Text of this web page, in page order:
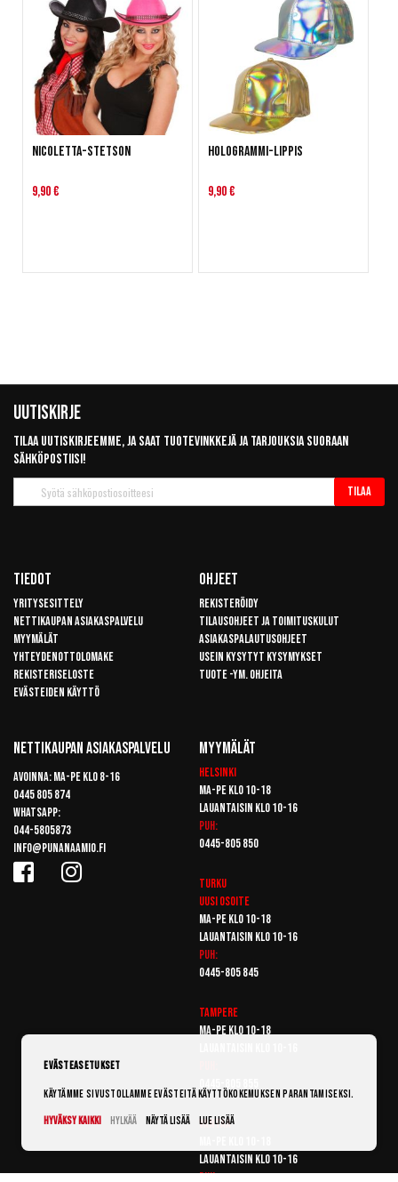
Nicoletta-stetson
9,90 €
Hologrammi-lippis
9,90 €
Uutiskirje
Tilaa uutiskirjeemme, ja saat tuotevinkkejä ja tarjouksia suoraan
sähköpostiisi!
uutiskirje
Tilaa
Tiedot
Yritysesittely
Nettikaupan asiakaspalvelu
Myymälät
Yhteydenottolomake
Rekisteriseloste
Evästeiden käyttö
Ohjeet
Rekisteröidy
Tilausohjeet ja toimituskulut
Asiakaspalautusohjeet
Usein kysytyt kysymykset
Tuote -ym. ohjeita
Nettikaupan Asiakaspalvelu
Avoinna: Ma-pe klo 8-16
0445 805 874
Whatsapp:
044-5805873
info@punanaamio.fi
Myymälät
Helsinki
Ma-pe klo 10-18
Lauantaisin klo 10-16
Puh:
0445-805 850
Turku
Uusi osoite
Ma-pe klo 10-18
Lauantaisin klo 10-16
Puh:
0445-805 845
Tampere
Ma-pe klo 10-18
Vantaa
Lauantaisin klo 10-16
Puh:
Evästeasetukset
Käytämme sivustollamme evästeitä käyttökokemuksen parantamiseksi.
Hyväksy kaikki
Hylkää Näytä lisää Lue lisää